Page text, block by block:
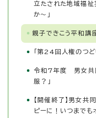
立たされた地域福
か～」
親子できこう平和講
「第24回人権のつど
令和7年度 男女共
服？」
【開催終了】男女共
ピーに！いつまでも